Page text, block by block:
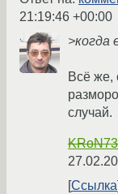
21:19:46 +00:00
>когда
Всё же,
случай.
KRoN73
Ссылка